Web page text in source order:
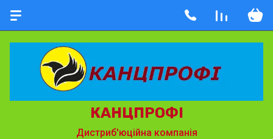
КАНЦПРОФІ
Дистриб'юційна компанія